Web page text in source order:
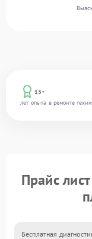
13+
лет опыта в ремонте
Прайс
Бесплатная